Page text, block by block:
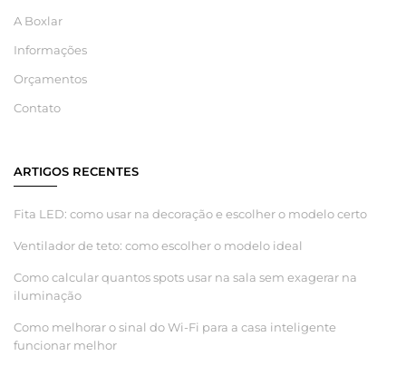
A Boxlar
Informações
Orçamentos
Contato
ARTIGOS RECENTES
Fita LED: como usar na decoração e escolher o modelo certo
Ventilador de teto: como escolher o modelo ideal
Como calcular quantos spots usar na sala sem exagerar na
iluminação
Como melhorar o sinal do Wi-Fi para a casa inteligente
funcionar melhor